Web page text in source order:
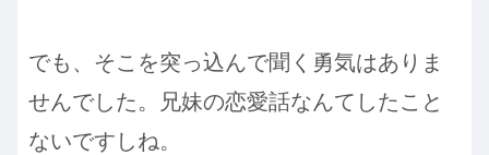
でも、そこを突っ込んで聞く勇気はありま
せんでした。兄妹の恋愛話なんてしたこと
ないですしね。